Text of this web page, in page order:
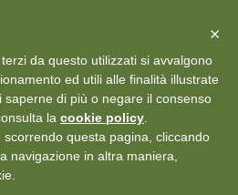
info@aceper.it Statuto
personali ×
da questo utilizzati si avvalgono
ed utili alle finalità illustrate
saperne di più o negare il consenso
la cookie policy
questa pagina, cliccando
navigazione in altra maniera,